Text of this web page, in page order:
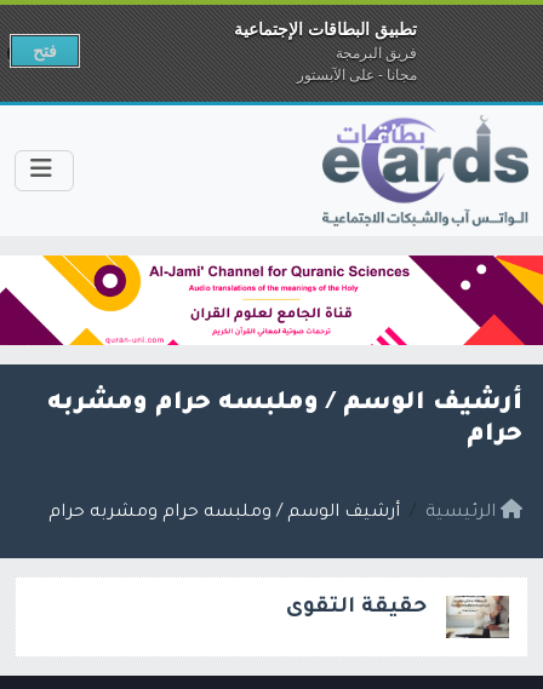
أرشيف الوسم / وملبسه حرام ومشربه
حرام
الرئيسية أرشيف الوسم / وملبسه حرام ومشربه حرام
حقيقة التقوى
تطبيق البطاقات الإجتماعية
فريق البرمجة
مجانا - على الآبستور
فتح